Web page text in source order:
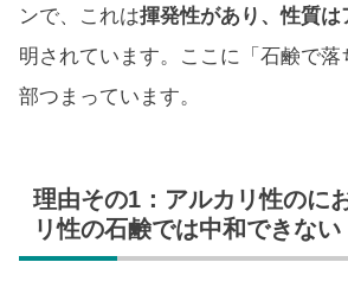
ンで、これは揮発性があり、性質は
明されています。ここに「石鹸で落
部つまっています。
理由その1：アルカリ性のに
リ性の石鹸では中和できない